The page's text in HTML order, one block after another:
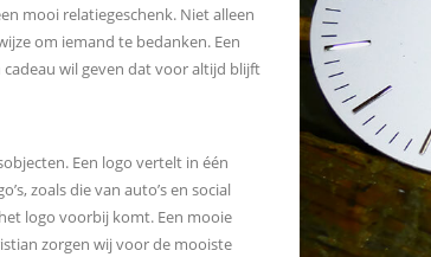
mooi relatiegeschenk. Niet alleen
om iemand te bedanken. Een
wil geven dat voor altijd blijft
Een logo vertelt in één
zoals die van auto’s en social
logo voorbij komt. Een mooie
zorgen wij voor de mooiste